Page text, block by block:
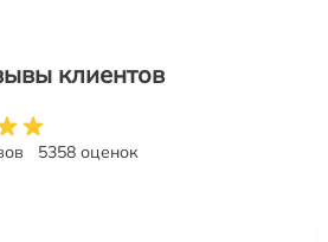
клиентов
5358 оценок